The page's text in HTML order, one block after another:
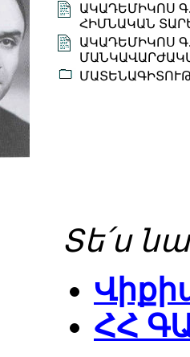
ԱԿԱԴԵՄԻԿՈՍ
ՀԻՄՆԱԿԱՆ
ԱԿԱԴԵՄԻԿՈՍ
Տե՛ս
ՀՀ